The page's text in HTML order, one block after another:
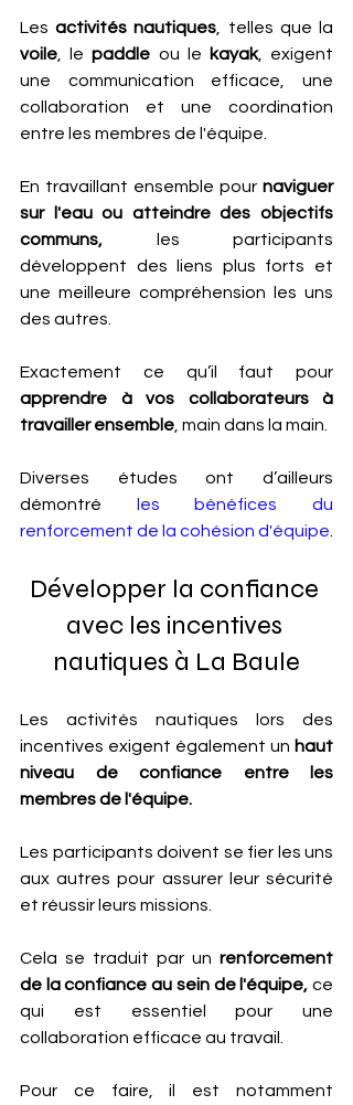
Les activités nautiques
voile , le paddle ou le kayak, exigent
une communication efficace, une
collaboration et une coordination
entre les membres de l'équipe.
En travaillant ensemble pour naviguer
sur l'eau ou atteindre des objectifs
communs,
les participants
développent des liens plus forts et
une meilleure compréhension les uns
des autres.
Exactement ce qu’il faut pour
apprendre à vos collaborateurs à
travailler ensemble , main dans la main.
Diverses études ont d’ailleurs
démontré
les bénéfices du
renforcement de la cohésion d'équipe
Développer la confiance
avec les incentives
nautiques à La Baule
Les activités nautiques lors des
incentives exigent également un haut
niveau de confiance entre les
membres de l'équipe.
Les participants doivent se fier les uns
aux autres pour assurer leur sécurité
et réussir leurs missions.
Cela se traduit par un renforcement
de la confiance au sein de l'équipe, ce
qui est essentiel pour une
collaboration efficace au travail.
Pour ce faire, il est notamment